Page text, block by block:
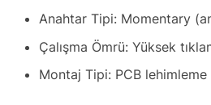
Anahtar Tipi: Momentary
Çalışma Ömrü: Yüksek
Montaj Tipi: PCB lehimleme